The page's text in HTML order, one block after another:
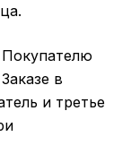
Покупателю
в
и третье